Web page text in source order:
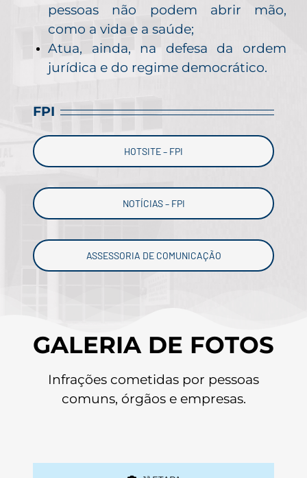
pessoas não podem abrir mão,
como a vida e a saúde;
Atua, ainda, na defesa da ordem
jurídica e do regime democrático.
FPI
HOTSITE – FPI
NOTÍCIAS – FPI
ASSESSORIA DE COMUNICAÇÃO
GALERIA DE FOTOS
Infrações cometidas por pessoas
comuns, órgãos e empresas.